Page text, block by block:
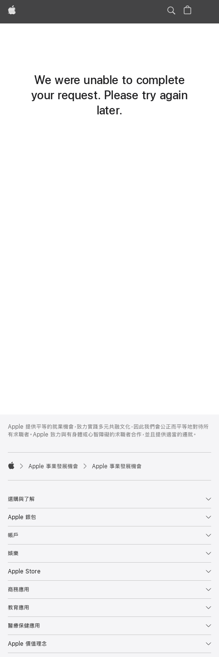
Apple
We were unable to complete
your request. Please try again
later.
Footer
Apple 提供平等的就業機會，致力實踐多元共融文化，因此我們會公正而平等地對待所
有求職者。Apple 致力與有身體或心智障礙的求職者合作，並且提供適當的遷就。

Apple 事業發展機會 Apple 事業發展機會
選購與了解
Apple 銀包
帳戶
娛樂
Apple Store
商務應用
教育應用
醫療保健應用
Apple 價值理念